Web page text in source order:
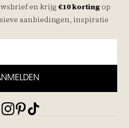
en krijg €10 korting op
aanbiedingen, inspiratie